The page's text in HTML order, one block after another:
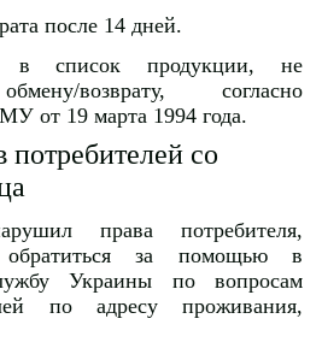
после 14 дней.
в список продукции, не
возврату, согласно
от 19 марта 1994 года.
со
права потребителя,
за помощью в
Украины по вопросам
по адресу проживания,